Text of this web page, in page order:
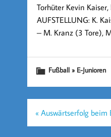
Torhüter Kevin
AUFSTELLUNG: K.
– M. Kranz (3 Tore),
Fußball » E-Junioren
Beitragsnavigation
« Auswärtserfolg